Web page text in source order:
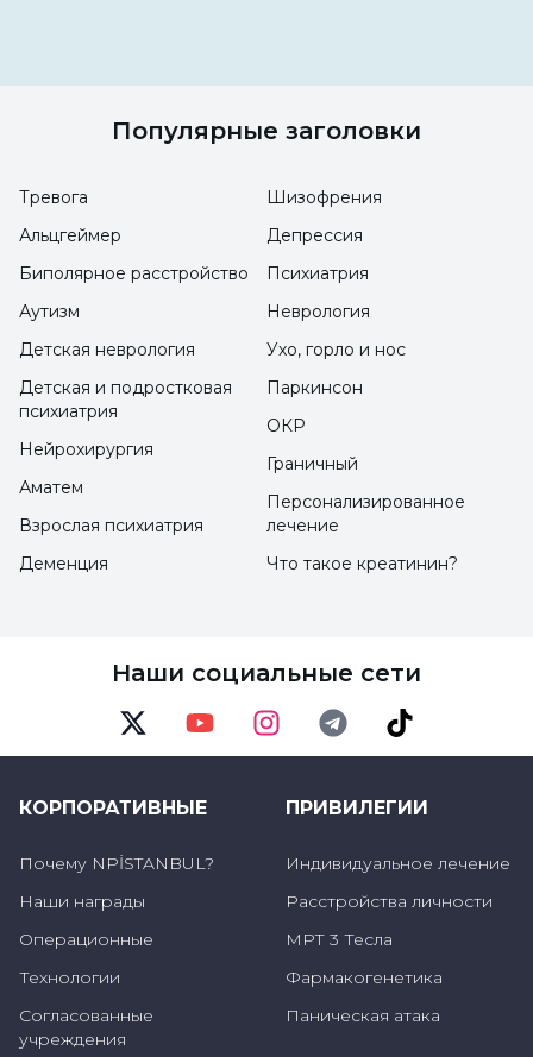
Популярные заголовки
Тревога
Альцгеймер
Биполярное расстройство
Аутизм
Детская неврология
Шизофрения
Депрессия
Психиатрия
Неврология
Ухо, горло и нос
Детская и подростковая
психиатрия
Нейрохирургия
Аматем
Взрослая психиатрия
Деменция
Паркинсон
ОКР
Граничный
Персонализированное
лечение
Что такое креатинин?
Наши социальные сети
КОРПОРАТИВНЫЕ
Почему NPİSTANBUL?
Наши награды
Операционные
Технологии
Согласованные
учреждения
ПРИВИЛЕГИИ
Индивидуальное лечение
Расстройства личности
МРТ 3 Тесла
Фармакогенетика
Паническая атака